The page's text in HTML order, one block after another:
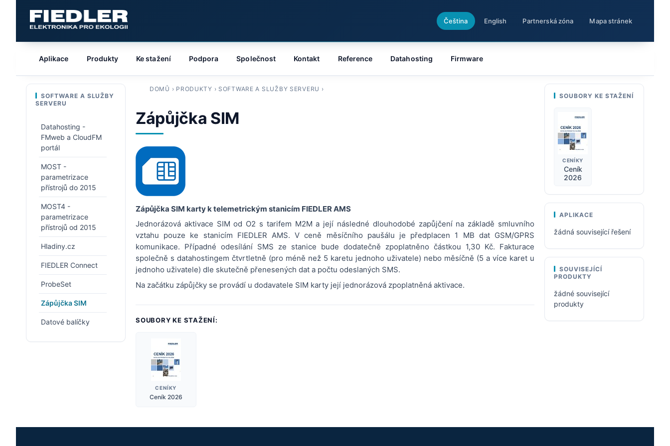
Čeština English Partnerská zóna Mapa stránek
DOMŮ › PRODUKTY › SOFTWARE A SLUŽBY SERVERU ›
Zápůjčka SIM
Zápůjčka SIM karty k telemetrickým stanicím FIEDLER AMS
Jednorázová aktivace SIM od O2 s tarifem M2M a její následné dlouhodobé zapůjčení na základě smluvního
vztahu pouze ke stanicím FIEDLER AMS. V ceně měsíčního paušálu je předplacen 1 MB dat GSM/GPRS
komunikace. Případné odesílání SMS ze stanice bude dodatečně zpoplatněno částkou 1,30 Kč. Fakturace
společně s datahostingem čtvrtletně (pro méně než 5 karetu jednoho uživatele) nebo měsíčně (5 a více karet u
jednoho uživatele) dle skutečně přenesených dat a počtu odeslaných SMS.
Na začátku zápůjčky se provádí u dodavatele SIM karty její jednorázová zpoplatněná aktivace.
SOUBORY KE STAŽENÍ:
CENÍKY
Ceník 2026
Aplikace Produkty Ke stažení Podpora Společnost Kontakt Reference Datahosting Firmware
SOFTWARE A SLUŽBY
SERVERU
Datahosting -
FMweb a CloudFM
portál
MOST -
parametrizace
přístrojů do 2015
MOST4 -
parametrizace
přístrojů od 2015
Hladiny.cz
FIEDLER Connect
ProbeSet
Zápůjčka SIM
Datové balíčky
SOUBORY KE STAŽENÍ
CENÍKY
Ceník
2026
APLIKACE
žádná související řešení
SOUVISEJÍCÍ
PRODUKTY
žádné související
produkty